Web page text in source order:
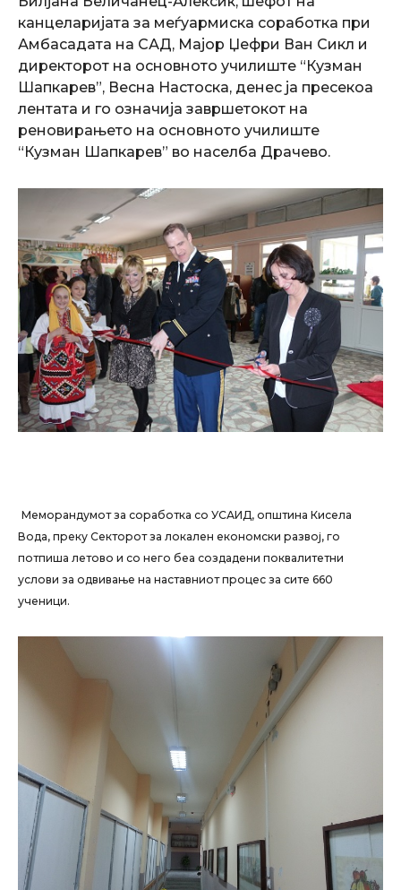
канцеларијата за меѓуармиска соработка при
Амбасадата на САД, Мајор Џефри Ван Сикл и
директорот на основното училиште “Кузман
Шапкарев”, Весна Настоска, денес ја пресекоа
лентата и го означија завршетокот на
реновирањето на основното училиште
“Кузман Шапкарев” во населба Драчево.
Меморандумот за соработка со УСАИД, општина Кисела
Вода, преку Секторот за локален економски развој, го
потпиша летово и со него беа создадени поквалитетни
услови за одвивање на наставниот процес за сите 660
ученици.